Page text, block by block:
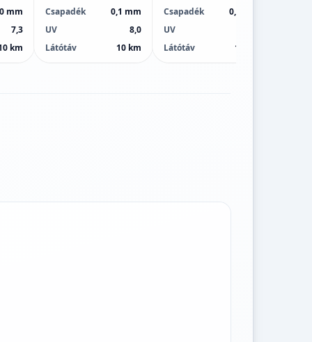
mm
7,3
km
Csapadék
0,1 mm
UV
8,0
Látótáv
10 km
Csapadék
0,0 mm
UV
Látótáv
10 km